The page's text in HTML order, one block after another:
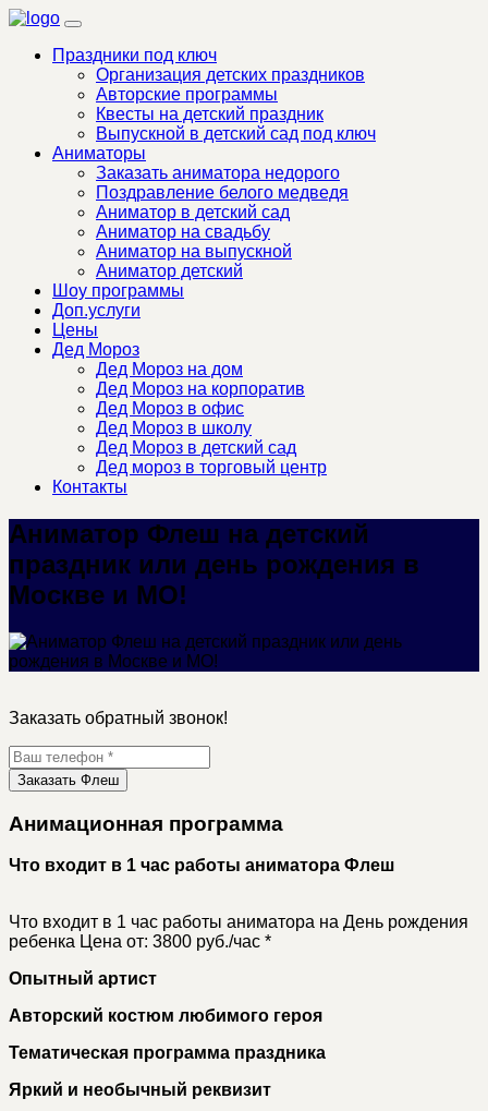
Праздники под ключ
Организация детских праздников
Авторские программы
Квесты на детский праздник
Выпускной в детский сад под ключ
Аниматоры
Заказать аниматора недорого
Поздравление белого медведя
Аниматор в детский сад
Аниматор на свадьбу
Аниматор на выпускной
Аниматор детский
Шоу программы
Доп.услуги
Цены
Дед Мороз
Дед Мороз на дом
Дед Мороз на корпоратив
Дед Мороз в офис
Дед Мороз в школу
Дед Мороз в детский сад
Дед мороз в торговый центр
Контакты
Аниматор Флеш на детский
праздник или день рождения в
Москве и МО!
Заказать обратный звонок!
Заказать Флеш
Анимационная программа
Что входит в 1 час работы аниматора Флеш
Что входит в 1 час работы аниматора на День рождения
ребенка Цена от: 3800 руб./час *
Опытный артист
Авторский костюм любимого героя
Тематическая программа праздника
Яркий и необычный реквизит